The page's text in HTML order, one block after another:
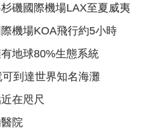
磯國際機場LAX至夏威夷
機場KOA飛行約5小時
地球80%生態系統
到達世界知名海灘
在咫尺
院